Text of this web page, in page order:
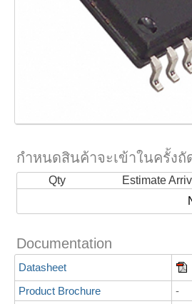
กำหนดสินค้าจะเข้าในครั้งถั
Qty Estimate
Documentation
Datasheet
Product Brochure
-